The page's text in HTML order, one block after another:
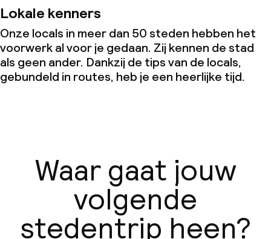
Lokale kenners
Onze locals in meer dan 50 steden hebben het
voorwerk al voor je gedaan. Zij kennen de stad
als geen ander. Dankzij de tips van de locals,
gebundeld in routes, heb je een heerlijke tijd.
Waar gaat jouw
volgende
stedentrip heen?